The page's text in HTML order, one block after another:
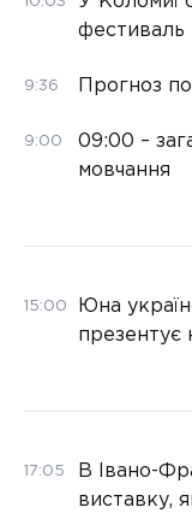
фестиваль
9:36 Прогноз
9:00
09:00 –
мовчання
15:00
Юна
презентує
17:05
В Івано-
виставку,